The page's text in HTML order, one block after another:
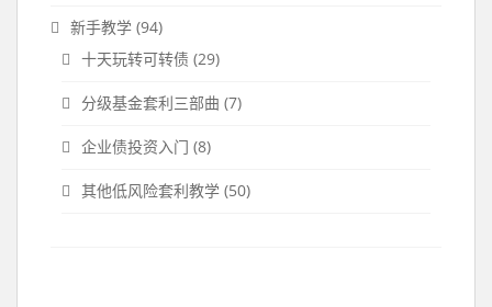
新手教学 (94)
十天玩转可转债 (29)
分级基金套利三部曲 (7)
企业债投资入门 (8)
其他低风险套利教学 (50)